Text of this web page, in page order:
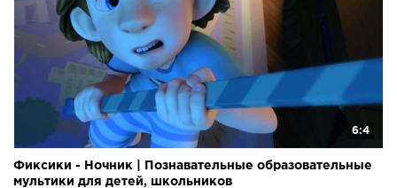
6:4
Фиксики - Ночник | Познавательные образовательные
мультики для детей, школьников